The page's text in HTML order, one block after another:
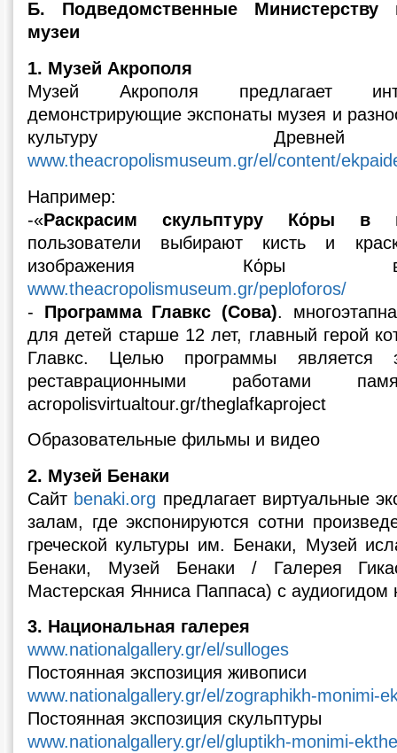
Б. Подведомственные Министерству
музеи
1. Музей Акрополя
Музей Акрополя предлагает
демонстрирующие экспонаты музея и
культуру
www.theacropolismuseum.gr/el/content/
Например:
-«Раскрасим скульптуру Кόры в
пользователи выбирают кисть и
изображения Кόры
www.theacropolismuseum.gr/peploforos/
- Программа Главкс (Сова).
для детей старше 12 лет, главный герой
Главкс. Целью программы является
реставрационными работами
acropolisvirtualtour.gr/theglafkaproject
Образовательные фильмы и видео
2. Музей Бенаки
Сайт benaki.org предлагает виртуальные
залам, где экспонируются сотни
греческой культуры им. Бенаки, Музей
Бенаки, Музей Бенаки / Галерея
Мастерская Янниса Паппаса) с аудиогидом
3. Национальная галерея
www.nationalgallery.gr/el/sulloges
Постоянная экспозиция живописи
www.nationalgallery.gr/el/zographikh-monimi-
Постоянная экспозиция скульптуры
www.nationalgallery.gr/el/gluptikh-monimi-